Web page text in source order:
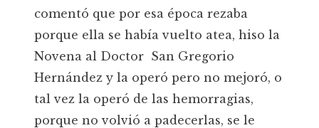
comentó que por esa época rezaba
porque ella se había vuelto atea, hiso la
Novena al Doctor San Gregorio
Hernández y la operó pero no mejoró, o
tal vez la operó de las hemorragias,
porque no volvió a padecerlas, se le